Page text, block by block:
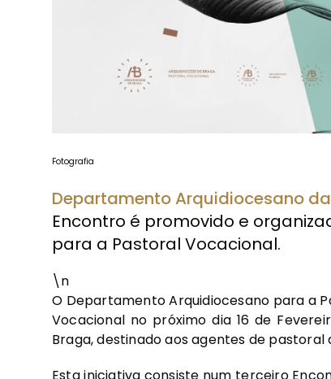
Fotografia
Departamento Arquidiocesano
Encontro é promovido e
para a Pastoral Vocacional.
\n
O Departamento Arquidiocesano para a
Vocacional no próximo dia 16 de
Braga, destinado aos agentes de pastoral
Esta iniciativa consiste num terceiro